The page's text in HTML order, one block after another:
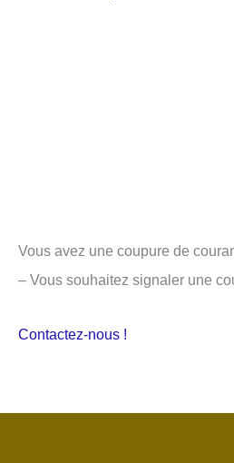
Vous avez une coupure de
– Vous souhaitez signaler une
Contactez-nous !